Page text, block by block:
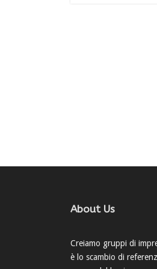
About Us
Creiamo gruppi di
è lo scambio di